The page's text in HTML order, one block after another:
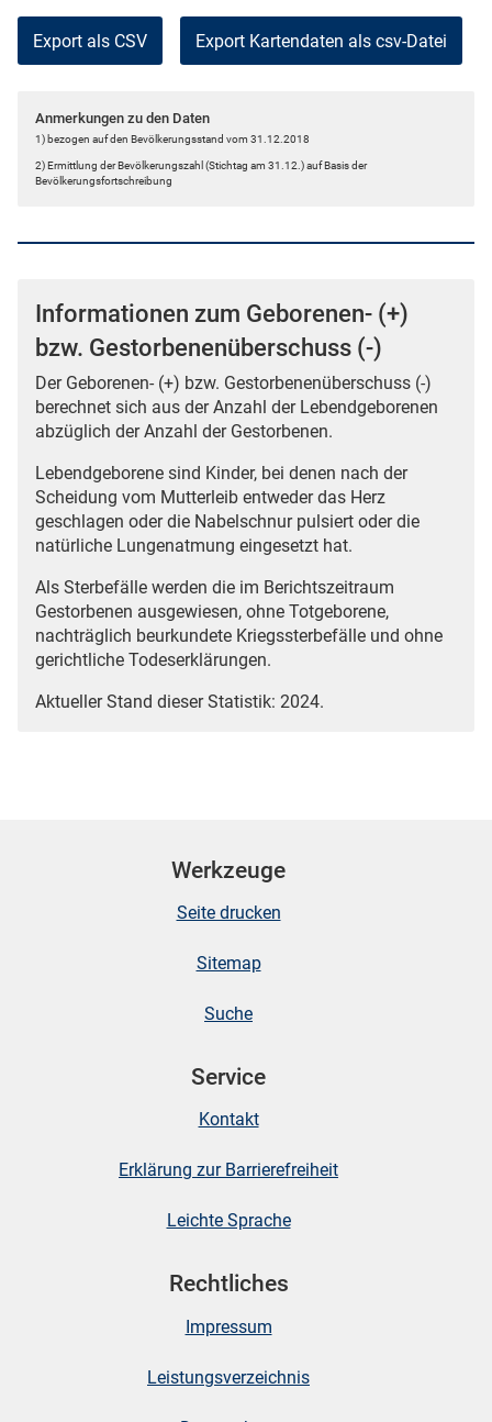
Export als CSV
Anmerkungen zu den Daten
1) bezogen auf den Bevölkerungsstand vom 31.12.2018
2) Ermittlung der Bevölkerungszahl (Stichtag am 31.12.) auf Basis der
Bevölkerungsfortschreibung
Informationen zum Geborenen- (+)
bzw. Gestorbenenüberschuss (-)
Der Geborenen- (+) bzw. Gestorbenenüberschuss (-)
berechnet sich aus der Anzahl der Lebendgeborenen
abzüglich der Anzahl der Gestorbenen.
Lebendgeborene sind Kinder, bei denen nach der
Scheidung vom Mutterleib entweder das Herz
geschlagen oder die Nabelschnur pulsiert oder die
natürliche Lungenatmung eingesetzt hat.
Als Sterbefälle werden die im Berichtszeitraum
Gestorbenen ausgewiesen, ohne Totgeborene,
nachträglich beurkundete Kriegssterbefälle und ohne
gerichtliche Todeserklärungen.
Aktueller Stand dieser Statistik: 2024.
Werkzeuge
Seite drucken
Sitemap
Suche
Service
Kontakt
Erklärung zur Barrierefreiheit
Leichte Sprache
Rechtliches
Impressum
Leistungsverzeichnis